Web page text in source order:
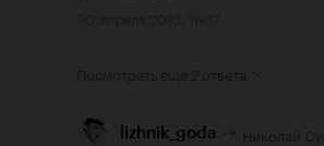
lizhnik_goda